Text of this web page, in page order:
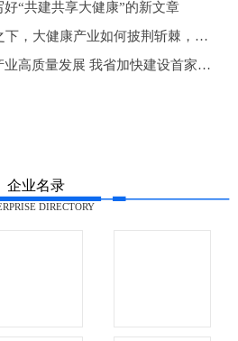
好“共建共享大健康”的新文章
全球经济寒冬之下，大健康产业如何披荆斩棘，冲破困局？
助推“大健康”产业高质量发展 我省加快建设首家国家市场监管重点实验室
企业名录
DIRECTORY